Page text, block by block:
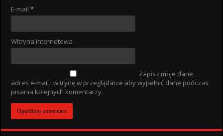
E-mail*
Witryna internetowa
Zapisz moje dane,
adres e-mail i witrynę w przeglądarce aby wypełnić dane podczas
pisania kolejnych komentarzy.